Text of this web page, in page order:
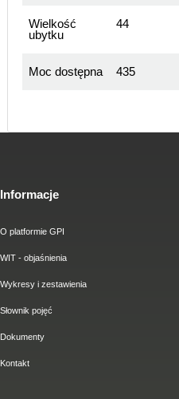
Wielkość
ubytku
44
Moc dostępna 435
Informacje
O platformie GPI
WIT - objaśnienia
Wykresy i zestawienia
Słownik pojęć
Dokumenty
Kontakt